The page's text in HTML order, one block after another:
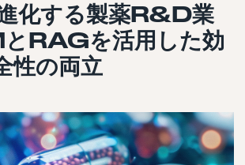
化する製薬R&D業
RAGを活用した効
性の両立